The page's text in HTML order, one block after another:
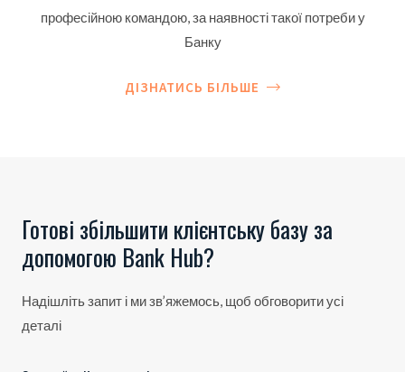
професійною командою, за наявності такої потреби у
Банку
ДІЗНАТИСЬ БІЛЬШЕ
Готові збільшити клієнтську базу за
допомогою Bank Hub?
Надішліть запит і ми зв’яжемось, щоб обговорити усі
деталі